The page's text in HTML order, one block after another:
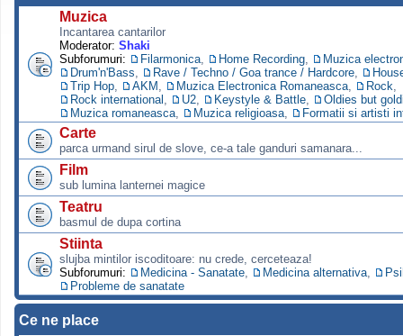
Muzica
Incantarea cantarilor
Moderator: Shaki
Subforumuri:
Filarmonica Home Recording
Muzica
Drum'n'Bass
Rave / Techno / Goa trance / Hardcore
Trip Hop
AKM Muzica Electronica Romaneasca Rock
Rock international
U2 Keystyle & Battle
Oldies but
Muzica romaneasca
Muzica religioasa Formatii si artisti
Carte
parca urmand sirul de slove, ce-a tale ganduri samanara...
Film
sub lumina lanternei magice
Teatru
basmul de dupa cortina
Stiinta
slujba mintilor iscoditoare: nu crede, cerceteaza!
Subforumuri:
Medicina - Sanatate Medicina alternativa
Probleme de sanatate
Ce ne place